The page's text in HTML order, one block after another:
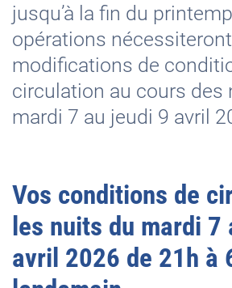
jusqu’à la fin du
opérations
modifications de
circulation au cours des
mardi 7 au jeudi 9 avril
Vos conditions de
les nuits du mardi 7
avril 2026 de 21h à